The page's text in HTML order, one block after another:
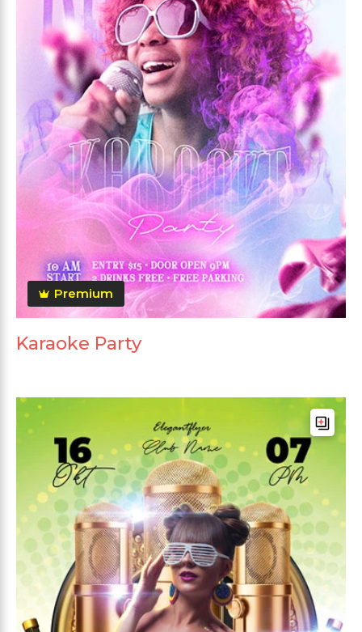
Premium
Karaoke Party